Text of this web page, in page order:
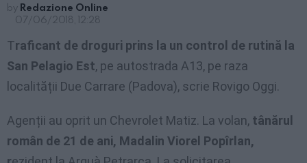
by Redazione Online
07/06/2018, 12:28
Traficant de droguri prins la un control de rutină la
San Pelagio Est, pe autostrada A13, pe raza
localității Due Carrare (Padova), scrie Rovigo Oggi.
Agenții au oprit un Chevrolet Matiz. La volan, tânărul
român de 21 de ani, Madalin Viorel Popîrlan,